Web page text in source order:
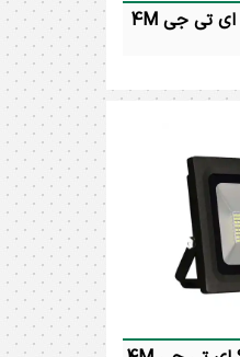
ام دی ( ای تی جی )
حفاظت : IP65 شارنوری : 2100 لومن زاویه